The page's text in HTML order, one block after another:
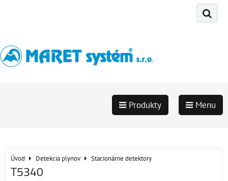
Produkty Menu
Úvod Detekcia plynov Stacionárne detektory
T5340